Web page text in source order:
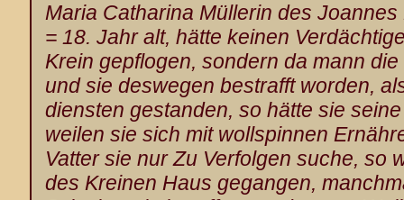
Maria Catharina Müllerin des Joannes
= 18. Jahr alt, hätte keinen
Krein gepflogen, sondern da mann
und sie deswegen bestrafft worden,
diensten gestanden, so hätte sie
weilen sie sich mit wollspinnen
Vatter sie nur Zu Verfolgen suche, so
des Kreinen Haus gegangen,